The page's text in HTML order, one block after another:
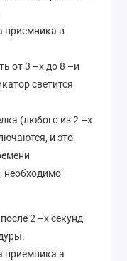
приемника в
от 3 –х до 8 –и
светится
(любого из 2 –х
и это
необходимо
2 –х секунд
приемника а